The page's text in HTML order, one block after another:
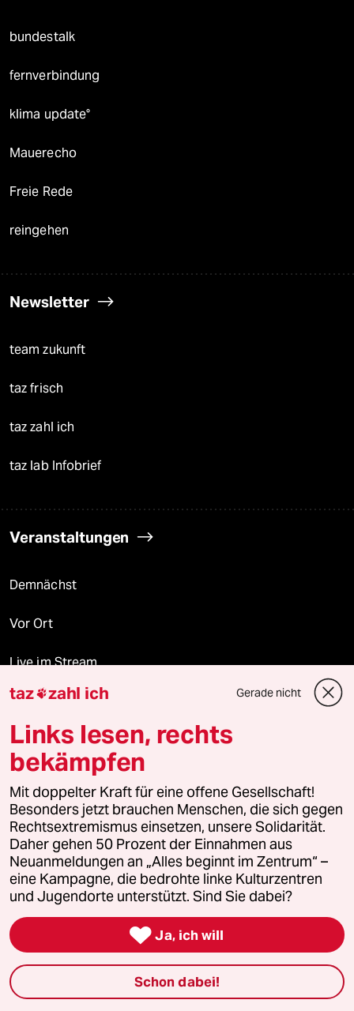
bundestalk
fernverbindung
klima update°
Mauerecho
Freie Rede
reingehen
Newsletter
team zukunft
taz frisch
taz zahl ich
taz lab Infobrief
Veranstaltungen
Demnächst
Vor Ort
Live im Stream
Vergangene
taz lab 2027
Mehr taz Lesestoff
taz Blogs
taz FUTURZWEI
Le Monde diplomatique
taz Archiv
taz zahl ich Gerade nicht
Links lesen, rechts
bekämpfen
Mit doppelter Kraft für eine offene Gesellschaft!
Besonders jetzt brauchen Menschen, die sich gegen
Rechtsextremismus einsetzen, unsere Solidarität.
Daher gehen 50 Prozent der Einnahmen aus
Neuanmeldungen an „Alles beginnt im Zentrum“ –
eine Kampagne, die bedrohte linke Kulturzentren
und Jugendorte unterstützt. Sind Sie dabei?
 Ja, ich will
Schon dabei!